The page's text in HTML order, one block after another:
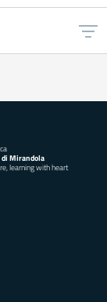
Mirandola
learning with heart